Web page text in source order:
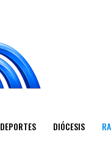
DEPORTES DIÓCESIS